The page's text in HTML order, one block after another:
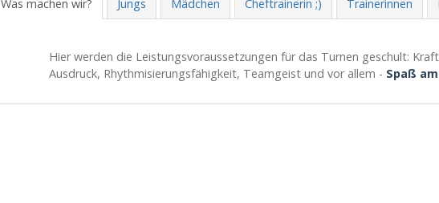
Was machen wir? Jungs Mädchen Cheftrainerin ;) Trainerinnen
Hier werden die Leistungsvoraussetzungen für das Turnen geschult:
Ausdruck, Rhythmisierungsfähigkeit, Teamgeist und vor allem - Spaß